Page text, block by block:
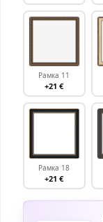
Рамка 11
+21 €
Рамка 18
+21 €